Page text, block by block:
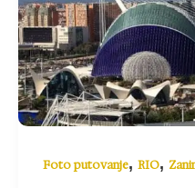
Foto putovanje, RIO,